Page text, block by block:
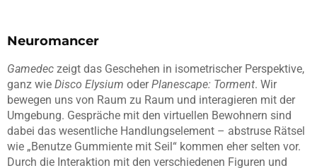
Neuromancer
Gamedec zeigt das Geschehen in isometrischer Perspektive,
ganz wie Disco Elysium oderPlanescape: Torment. Wir
bewegen uns von Raum zu Raum und interagieren mit der
Umgebung. Gespräche mit den virtuellen Bewohnern sind
dabei das wesentliche Handlungselement – abstruse Rätsel
wie „Benutze Gummiente mit Seil“ kommen eher selten vor.
Durch die Interaktion mit den verschiedenen Figuren und